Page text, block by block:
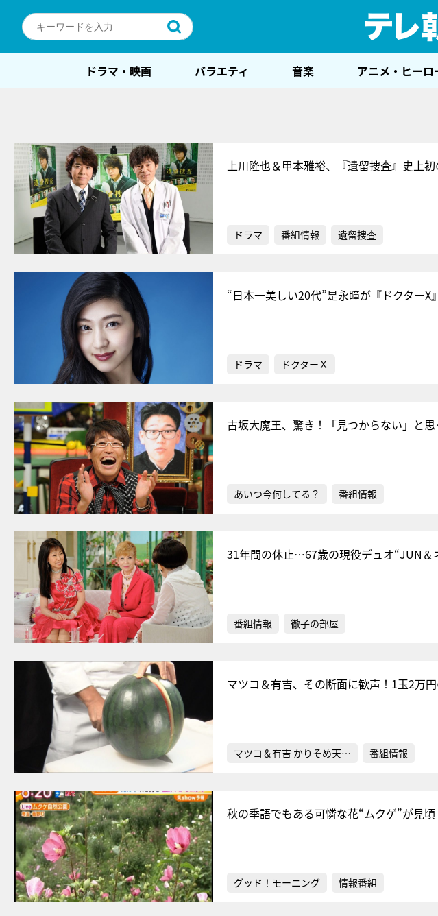
ドラマ・映画 バラエティ 音楽 アニメ・ヒーロ
上川隆也＆甲本雅裕、『遺留捜査』史上
ドラマ 番組情報 遺留捜査
“日本一美しい20代”是永瞳が『ドクターX
ドラマ ドクターＸ
古坂大魔王、驚き！「見つからない」と
あいつ今何してる？ 番組情報
31年間の休止…67歳の現役デュオ“JUN＆
番組情報 徹子の部屋
マツコ＆有吉、その断面に歓声！1玉2万
マツコ＆有吉 かりそめ天… 番組情報
秋の季語でもある可憐な花“ムクゲ”が見
グッド！モーニング 情報番組